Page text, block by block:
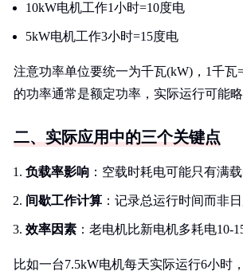
10kW电机工作1小时=10度电
5kW电机工作3小时=15度电
注意功率单位要统一为千瓦(kW)，1千瓦
的功率通常是额定功率，实际运行可能略
二、实际应用中的三个关键点
负载率影响 ：空载时耗电可能只有满
间歇工作计算 ：记录总运行时间而非
效率因素 ：老电机比新电机多耗电10-
比如一台7.5kW电机每天实际运行6小时